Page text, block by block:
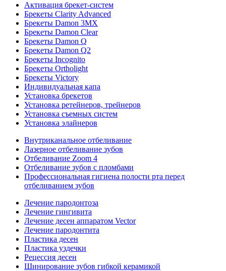
Активация брекет-систем
Брекеты Clarity Advanced
Брекеты Damon 3MX
Брекеты Damon Clear
Брекеты Damon Q
Брекеты Damon Q2
Брекеты Incognito
Брекеты Ortholight
Брекеты Victory
Индивидуальная капа
Установка брекетов
Установка ретейнеров, трейнеров
Установка съемных систем
Установка элайнеров
Внутриканальное отбеливание
Лазерное отбеливание зубов
Отбеливание Zoom 4
Отбеливание зубов с пломбами
Профессиональная гигиена полости рта перед
отбеливанием зубов
Лечение пародонтоза
Лечение гингивита
Лечение десен аппаратом Vector
Лечение пародонтита
Пластика десен
Пластика уздечки
Рецессия десен
Шинирование зубов гибкой керамикой